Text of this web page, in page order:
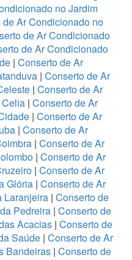
no Jardim
de Ar Condicionado no
de Ar Condicionado
de Ar Condicionado
| Conserto de Ar
| Conserto de Ar
| Conserto de Ar
| Conserto de Ar
| Conserto de Ar
| Conserto de Ar
| Conserto de Ar
| Conserto de Ar
| Conserto de Ar
Glória | Conserto de Ar
Laranjeira| Conserto de
Pedreira | Conserto de
Acacias | Conserto de
Saúde | Conserto de Ar
Bandeiras | Conserto de